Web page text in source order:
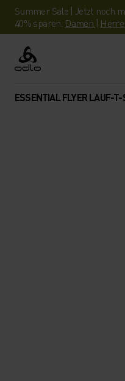
Summer Sale | Jetzt noch
40% sparen. Damen |
Odlo
ESSENTIAL FLYER LAUF-T-